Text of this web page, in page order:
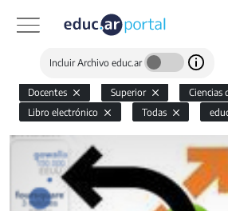
Incluir Archivo educ.ar
Docentes Superior
Ciencias
Libro electrónico
Todas